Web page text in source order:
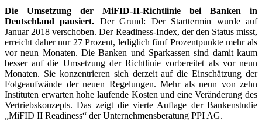
Die Umsetzung der MiFID-II-Richtlinie bei Banken in
Deutschland pausiert. Der Grund: Der Starttermin wurde auf
Januar 2018 verschoben. Der Readiness-Index, der den Status misst,
erreicht daher nur 27 Prozent, lediglich fünf Prozentpunkte mehr als
vor neun Monaten. Die Banken und Sparkassen sind damit kaum
besser auf die Umsetzung der Richtlinie vorbereitet als vor neun
Monaten. Sie konzentrieren sich derzeit auf die Einschätzung der
Folgeaufwände der neuen Regelungen. Mehr als neun von zehn
Instituten erwarten hohe laufende Kosten und eine Veränderung des
Vertriebskonzepts. Das zeigt die vierte Auflage der Bankenstudie
„MiFID II Readiness“ der Unternehmensberatung PPI AG.